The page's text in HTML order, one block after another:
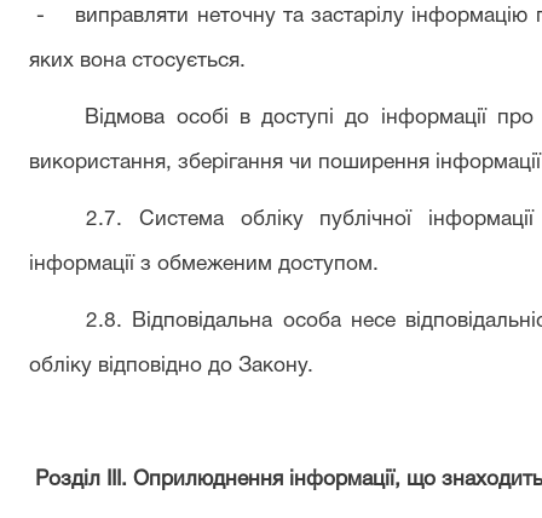
- виправляти неточну та застарілу інформацію
яких вона стосується.
Відмова особі в доступі до інформації про
використання, зберігання чи поширення
2.7. Система обліку публічної
інформації з обмеженим доступом.
2.8. Відповідальна особа несе
обліку відповідно до Закону.
Розділ IIІ. Оприлюднення інформації, що